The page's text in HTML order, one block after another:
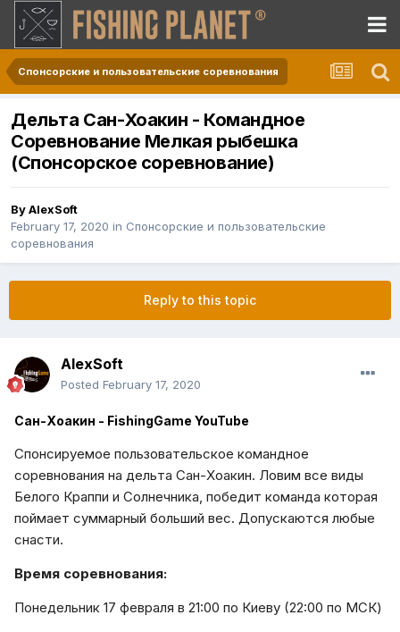
Спонсорские и пользовательские соревнования
Дельта Сан-Хоакин - Командное
Соревнование Мелкая рыбешка
(Спонсорское соревнование)
ByAlexSoft
February 17, 2020 in Спонсорские и пользовательские
соревнования
Reply to this topic
AlexSoft
Posted February 17, 2020
Сан-Хоакин - FishingGame YouTube
Спонсируемое пользовательское командное
соревнования на дельта Сан-Хоакин. Ловим все виды
Белого Краппи и Солнечника, победит команда которая
поймает суммарный больший вес. Допускаются любые
снасти.
Время соревнования:
Понедельник 17 февраля в 21:00 по Киеву (22:00 по МСК)